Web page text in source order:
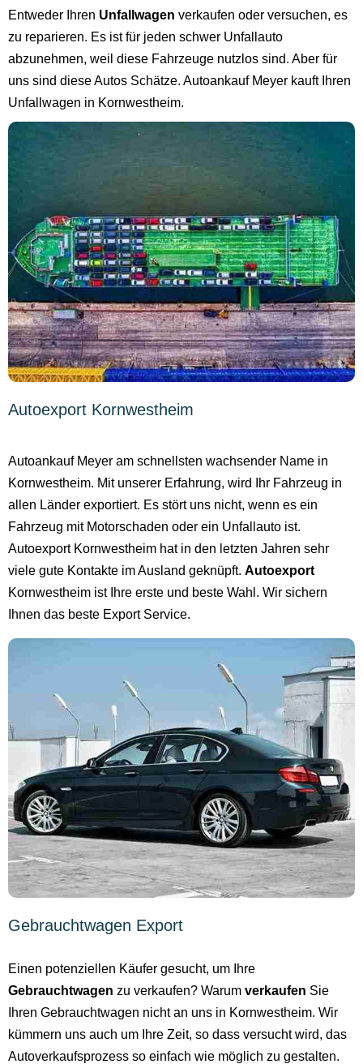
Entweder Ihren Unfallwagen verkaufen oder versuchen, es
zu reparieren. Es ist für jeden schwer Unfallauto
abzunehmen, weil diese Fahrzeuge nutzlos sind. Aber für
uns sind diese Autos Schätze. Autoankauf Meyer kauft Ihren
Unfallwagen in Kornwestheim.
Autoexport Kornwestheim
Autoankauf Meyer am schnellsten wachsender Name in
Kornwestheim. Mit unserer Erfahrung, wird Ihr Fahrzeug in
allen Länder exportiert. Es stört uns nicht, wenn es ein
Fahrzeug mit Motorschaden oder ein Unfallauto ist.
Autoexport Kornwestheim hat in den letzten Jahren sehr
viele gute Kontakte im Ausland geknüpft. Autoexport
Kornwestheim ist Ihre erste und beste Wahl. Wir sichern
Ihnen das beste Export Service.
Gebrauchtwagen Export
Einen potenziellen Käufer gesucht, um Ihre
Gebrauchtwagen zu verkaufen? Warum verkaufen Sie
Ihren Gebrauchtwagen nicht an uns in Kornwestheim. Wir
kümmern uns auch um Ihre Zeit, so dass versucht wird, das
Autoverkaufsprozess so einfach wie möglich zu gestalten.